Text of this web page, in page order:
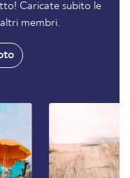
Caricate subito le
membri.